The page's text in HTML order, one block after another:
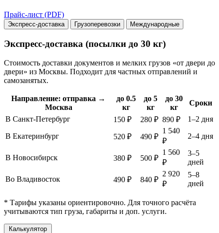
Прайс-лист (PDF)
Экспресс-доставка Грузоперевозки Международные
Экспресс-доставка (посылки до 30 кг)
Стоимость доставки документов и мелких грузов «от двери до
двери» из Москвы. Подходит для частных отправлений и
самозанятых.
Направление: отправка →
Москва
до 0.5
кг
до 5
кг
до 30
кг
Сроки
В Санкт-Петербург
150 ₽ 280 ₽ 890 ₽ 1–2 дня
В Екатеринбург 520 ₽ 490 ₽
1 540
₽
2–4 дня
В Новосибирск 380 ₽ 500 ₽
1 560
₽
3–5
дней
Во Владивосток 490 ₽ 840 ₽
2 920
₽
5–8
дней
* Тарифы указаны ориентировочно. Для точного расчёта
учитываются тип груза, габариты и доп. услуги.
Калькулятор